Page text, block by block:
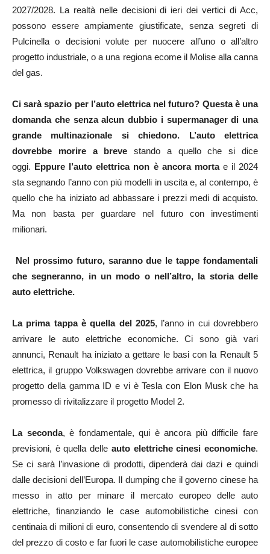
2027/2028. La realtà nelle decisioni di ieri dei vertici di Acc,
possono essere ampiamente giustificate, senza segreti di
Pulcinella o decisioni volute per nuocere all’uno o all’altro
progetto industriale, o a una regiona ecome il Molise alla canna
del gas.
Ci sarà spazio per l’auto elettrica nel futuro? Questa è una
domanda che senza alcun dubbio i supermanager di una
grande multinazionale si chiedono. L’auto elettrica
dovrebbe morire a breve stando a quello che si dice
oggi. Eppure l’auto elettrica non è ancora mortae il 2024
sta segnando l’anno con più modelli in uscita e, al contempo, è
quello che ha iniziato ad abbassare i prezzi medi di acquisto.
Ma non basta per guardare nel futuro con investimenti
milionari.
Nel prossimo futuro, saranno due le tappe fondamentali
che segneranno, in un modo o nell’altro, la storia delle
auto elettriche.
La prima tappa è quella del 2025, l’anno in cui dovrebbero
arrivare le auto elettriche economiche. Ci sono già vari
annunci, Renault ha iniziato a gettare le basi con la Renault 5
elettrica, il gruppo Volkswagen dovrebbe arrivare con il nuovo
progetto della gamma ID e vi è Tesla con Elon Musk che ha
promesso di rivitalizzare il progetto Model 2.
La seconda, è fondamentale, qui è ancora più difficile fare
previsioni, è quella delle auto elettriche cinesi economiche.
Se ci sarà l’invasione di prodotti, dipenderà dai dazi e quindi
dalle decisioni dell’Europa. Il dumping che il governo cinese ha
messo in atto per minare il mercato europeo delle auto
elettriche, finanziando le case automobilistiche cinesi con
centinaia di milioni di euro, consentendo di svendere al di sotto
del prezzo di costo e far fuori le case automobilistiche europee